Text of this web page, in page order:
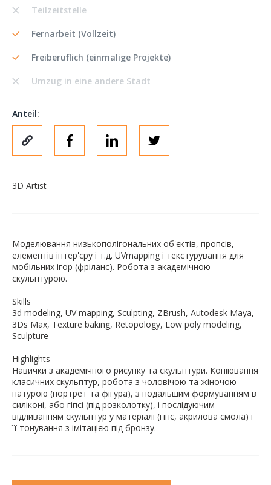
Teilzeitstelle
Fernarbeit (Vollzeit)
Freiberuflich (einmalige Projekte)
Umzug in eine andere Stadt
Anteil:
3D Artist
Моделювання низькополігональних об'єктів, пропсів,
елементів інтер'єру і т.д. UVmapping і текстурування для
мобільних ігор (фріланс). Робота з академічною
скульптурою.
Skills
3d modeling, UV mapping, Sculpting, ZBrush, Autodesk Maya,
3Ds Max, Texture baking, Retopology, Low poly modeling,
Sculpture
Highlights
Навички з академічного рисунку та скульптури. Копіювання
класичних скульптур, робота з чоловічою та жіночою
натурою (портрет та фігура), з подальшим формуванням в
силіконі, або гіпсі (під розколотку), і послідуючим
відливанням скульптур у матеріалі (гіпс, акрилова смола) і
її тонування з імітацією під бронзу.